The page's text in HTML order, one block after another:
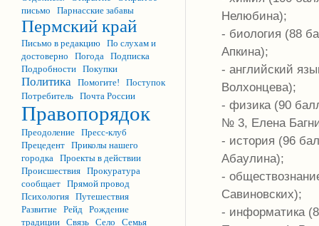
письмо
Парнасские забавы
Пермский край
Письмо в редакцию По слухам и
достоверно
Погода Подписка
Подробности Покупки
Политика Помогите!
Поступок
Потребитель Почта России
Правопорядок
Преодоление Пресс-клуб
Прецедент Приколы нашего
городка Проекты в действии
Происшествия Прокуратура
сообщает Прямой провод
Психология Путешествия
Развитие Рейд Рождение
традиции Связь Село
Семья
Нелюбина);
- биология (88
Апкина);
- английский
Волхонцева);
- физика (90
№ 3, Елена
- история (96
Абаулина);
-
Савиновских);
- информатика